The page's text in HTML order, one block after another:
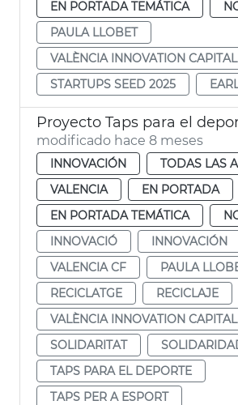
EN PORTADA TEMÁTICA
PAULA LLOBET
VALÈNCIA INNOVATION CAPITAL
STARTUPS SEED 2025
Proyecto Taps para el
modificado hace 8 meses
INNOVACIÓN
TODAS LAS
VALENCIA
EN PORTADA
EN PORTADA TEMÁTICA
INNOVACIÓ
INNOVACIÓN
VALENCIA CF
PAULA
RECICLATGE
RECICLAJE
VALÈNCIA INNOVATION CAPITAL
SOLIDARITAT
TAPS PARA EL DEPORTE
TAPS PER A ESPORT